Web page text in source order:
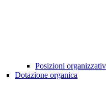
Posizioni
Dotazione organica